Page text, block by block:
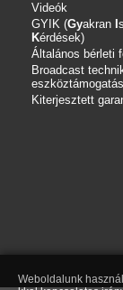
Videók
GYIK (Gyakran
Kérdések)
Általános bérleti
Broadcast
eszköztámogatás
Kiterjesztett
Weboldalunk